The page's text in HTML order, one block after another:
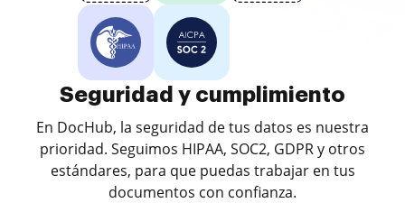
Seguridad y cumplimiento
En DocHub, la seguridad de tus datos es nuestra
prioridad. Seguimos HIPAA, SOC2, GDPR y otros
estándares, para que puedas trabajar en tus
documentos con confianza.